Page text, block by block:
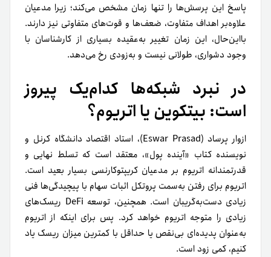
پاسخ این پرسش‌ها را تنها زمان مشخص می‌کند؛ زیرا مدعیان
علاوه‌بر اهداف متفاوت، ضعف‌ها و قوت‌های متفاوتی نیز دارند.
بااین‌حال، این زمان تغییر به‌عقیده بسیاری از کارشناسان با
وجود دشواری، طولانی نیست و به‌زودی رخ می‌دهد.
در نبرد شبکه‌ها کدام‌یک پیروز
است: بیتکوین یا اتریوم؟
ازوار پرساد (Eswar Prasad)، استاد اقتصاد دانشگاه کرنل و
نویسنده کتاب «آینده پول»، معتقد است که تسلط نهایی و
قدرتمندانه اتریوم بر مدعیان کریپتوکارنسی بسیار بعید است.
اتریوم برای رفتن به‌سمت پروتکل اثبات سهام با پیچیدگی‌ها فنی
زیادی دست‌به‌گریبان است. همچنین، توسعه DeFi ریسک‌های
زیادی را متوجه اتریوم خواهد کرد. پس برای اینکه از اتریوم
به‌عنوان پدیده‌ای بی‌نقص یا حداقل با کمترین میزان ریسک یاد
کنیم، کمی زود است.